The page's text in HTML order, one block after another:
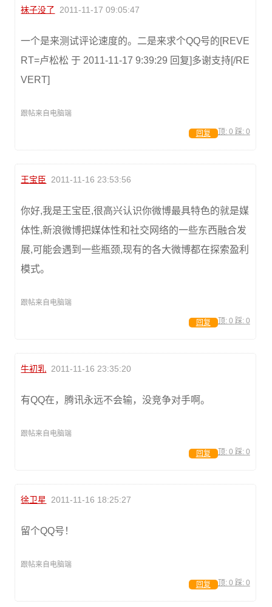
袜子没了 2011-11-17 09:05:47
一个是来测试评论速度的。二是来求个QQ号的[REVE
RT=卢松松 于 2011-11-17 9:39:29 回复]多谢支持[/RE
VERT]
跟帖来自电脑端
顶: 0 踩: 0
回复
王宝臣 2011-11-16 23:53:56
你好,我是王宝臣,很高兴认识你微博最具特色的就是媒
体性,新浪微博把媒体性和社交网络的一些东西融合发
展,可能会遇到一些瓶颈,现有的各大微博都在探索盈利
模式。
跟帖来自电脑端
顶: 0 踩: 0
回复
牛初乳 2011-11-16 23:35:20
有QQ在，腾讯永远不会输，没竞争对手啊。
跟帖来自电脑端
顶: 0 踩: 0
回复
徐卫星 2011-11-16 18:25:27
留个QQ号！
跟帖来自电脑端
顶: 0 踩: 0
回复